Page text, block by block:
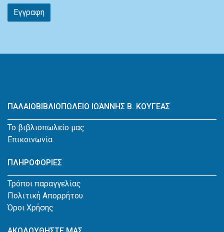
Εγγραφη
ΠΑΛΑΙΟΒΙΒΛΙΟΠΩΛΕΙΟ ΙΩΆΝΝΗΣ Β. ΚΟΥΓΕΑΣ
Το βιβλιοπωλείο μας
Επικοινωνία
ΠΛΗΡΟΦΟΡΙΕΣ
Τρόποι παραγγελίας
Πολιτική Απορρήτου
Όροι Χρήσης